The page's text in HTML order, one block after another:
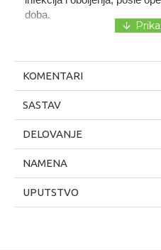
doba.
KOMENTARI
SASTAV
DELOVANJE
NAMENA
UPUTSTVO